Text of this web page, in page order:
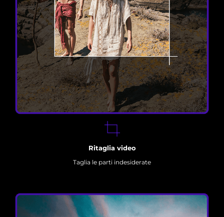
Ritaglia video
Taglia le parti indesiderate